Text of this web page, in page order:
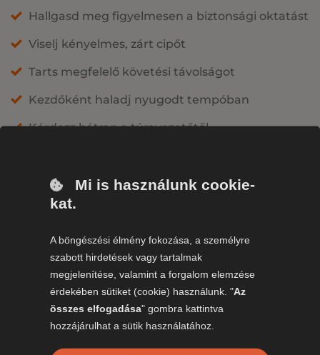
Hallgasd meg figyelmesen a biztonsági oktatást
Viselj kényelmes, zárt cipőt
Tarts megfelelő követési távolságot
Kezdőként haladj nyugodt tempóban
Kérdezz bátran a túravezetőtől
Ne hagyd figyelmen kívül a terepviszonyokat
Ne vezess védőfelszerelés nélkül
További terepélmények
Mi is használunk cookie-
kat.
A böngészési élmény fokozása, a személyre
szabott hirdetések vagy tartalmak
megjelenítése, valamint a forgalom elemzése
érdekében sütiket (cookie) használunk. "Az
összes elfogadása" gombra kattintva
hozzájárulhat a sütik használatához.